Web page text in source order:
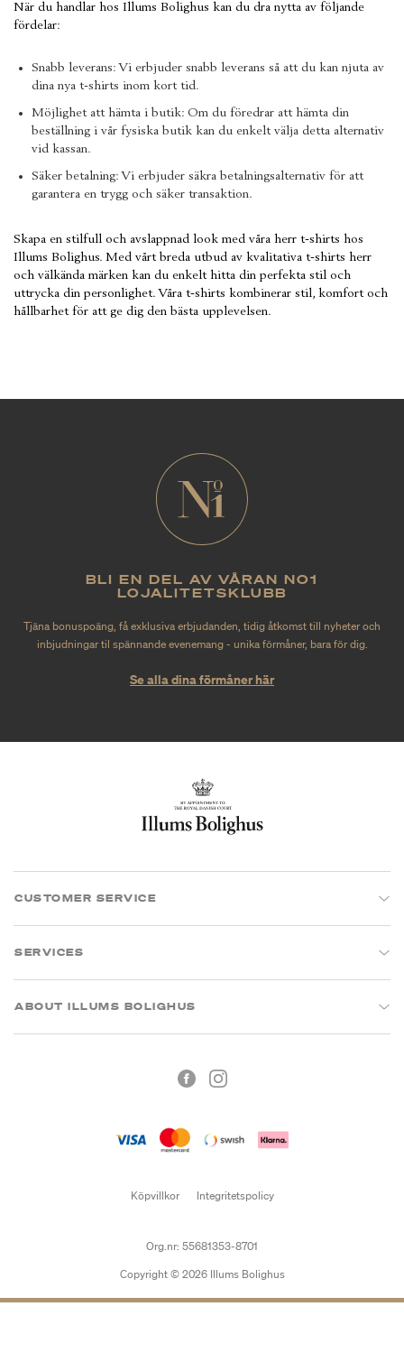
När du handlar hos Illums Bolighus kan du dra nytta av följande
fördelar:
Snabb leverans: Vi erbjuder snabb leverans så att du kan njuta av
dina nya t-shirts inom kort tid.
Möjlighet att hämta i butik: Om du föredrar att hämta din
beställning i vår fysiska butik kan du enkelt välja detta alternativ
vid kassan.
Säker betalning: Vi erbjuder säkra betalningsalternativ för att
garantera en trygg och säker transaktion.
Skapa en stilfull och avslappnad look med våra herr t-shirts hos
Illums Bolighus. Med vårt breda utbud av kvalitativa t-shirts herr
och välkända märken kan du enkelt hitta din perfekta stil och
uttrycka din personlighet. Våra t-shirts kombinerar stil, komfort och
hållbarhet för att ge dig den bästa upplevelsen.
BLI EN DEL AV VÅRAN NO1
LOJALITETSKLUBB
Tjäna bonuspoäng, få exklusiva erbjudanden, tidig åtkomst till nyheter och
inbjudningar til spännande evenemang - unika förmåner, bara för dig.
Se alla dina förmåner här
CUSTOMER SERVICE
SERVICES
ABOUT ILLUMS BOLIGHUS
Köpvillkor Integritetspolicy
Org.nr: 55681353-8701
Copyright © 2026 Illums Bolighus